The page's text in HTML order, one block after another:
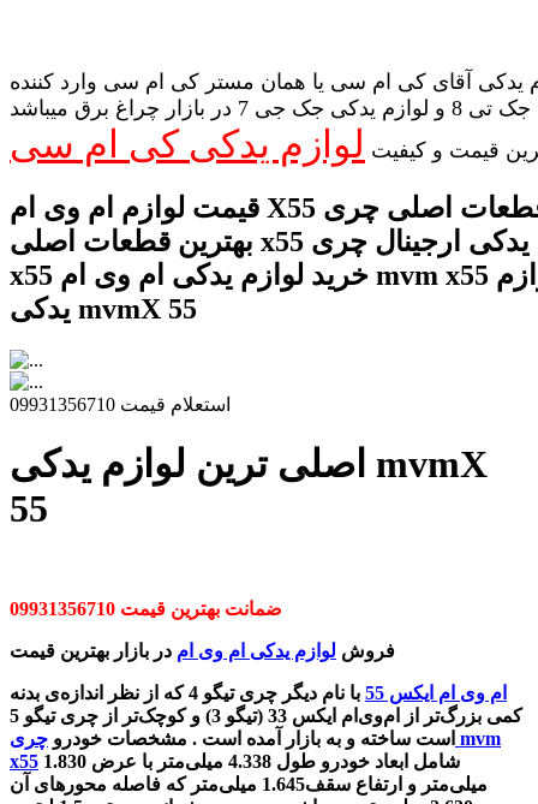
یدکی آقای کی ام سی یا همان مستر کی ام سی وارد کننده
لوازم یدکی جک تی 8 و لوازم یدکی جک جی 7 در بازار چراغ برق میباشد
قیمت و کیفیت لوازم یدکی کی ام سی
قیمت لوازم ام وی ام X55 قطعات اصلی چری x55
بهترین قطعات اصلی x55 لوازم یدکی ارجینال چری mvm
x55 خرید لوازم یدکی ام وی ام mvm x55 فروش لوازم
یدکی mvmX 55
استعلام قیمت 09931356710
اصلی ترین لوازم یدکی mvmX
55
ضمانت بهترین قیمت 09931356710
فروش لوازم یدکی ام وی ام در بازار بهترین قیمت
ام وی ام ایکس 55
با نام دیگر چری تیگو 4 که از نظر اندازه‌ی بدنه
کمی بزرگ‌تر از ام‌وی‌ام ایکس 33 (تیگو 3) و کوچک‌تر از چری تیگو 5
است ساخته و به بازار آمده است . مشخصات خودرو چری mvm
x55
میلی‌متر و ارتفاع سقف1.645 میلی‌متر که فاصله محورهای آن